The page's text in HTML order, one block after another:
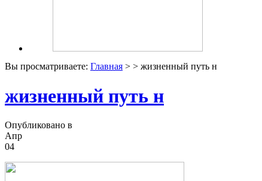
Вы просматриваете: Главная > > жизненный путь н
жизненный путь н
Опубликовано в
Апр
04